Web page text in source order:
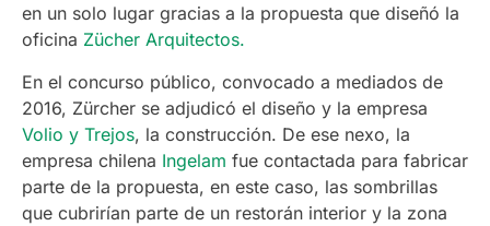
en un solo lugar gracias a la propuesta que diseñó la
oficina Zücher Arquitectos.
En el concurso público, convocado a mediados de
2016, Zürcher se adjudicó el diseño y la empresa
Volio y Trejos, la construcción. De ese nexo, la
empresa chilena Ingelam fue contactada para fabricar
parte de la propuesta, en este caso, las sombrillas
que cubrirían parte de un restorán interior y la zona